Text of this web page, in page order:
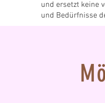
und ersetzt keine
und Bedürfnisse